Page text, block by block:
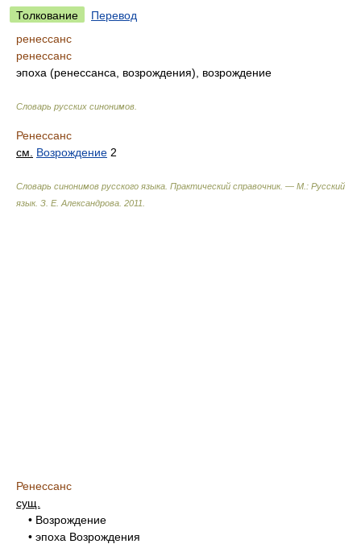
Толкование
Перевод
ренессанс
ренессанс
эпоха (ренессанса, возрождения), возрождение
Словарь русских синонимов
Ренессанс
см.
Возрождение 2
Словарь синонимов русского языка. Практический справочник. — М.: Русский
язык. З. Е. Александрова 2011
Ренессанс
сущ.
• Возрождение
• эпоха Возрождения